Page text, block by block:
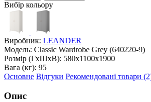
Вибір кольору
Виробник: LEANDER
Модель: Classic Wardrobe Grey (640220-9)
Розмір (ГxШxВ): 580x1100x1900
Вага (кг): 95
Основне Відгуки Рекомендовані товари
Опис